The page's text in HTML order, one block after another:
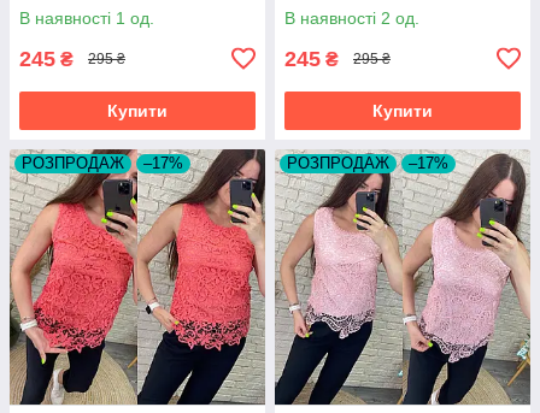
В наявності 1 од.
245 ₴ 295 ₴
Купити
В наявності 2 од.
245 ₴ 295 ₴
Купити
РОЗПРОДАЖ –17% РОЗПРОДАЖ –17%